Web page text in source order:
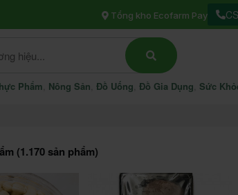
Tổng kho Ecofarm Pay
Phẩm Nông Sản Đồ Uống Đồ Gia Dụng Sức
(1.170 sản phẩm)